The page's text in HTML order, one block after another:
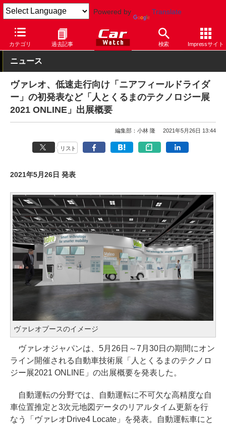
Powered by Translate
カテゴリ 過去記事 検索 Impressサイト
Car Watch イベント 人とくるまのテクノロジー展
ニュース
ヴァレオ、低速走行向け「ニアフィールドライダ
ー」の初発表など「人とくるまのテクノロジー展
2021 ONLINE」出展概要
編集部：小林 隆 2021年5月26日 13:44
リスト
2021年5月26日 発表
ヴァレオブースのイメージ
ヴァレオジャパンは、5月26日～7月30日の期間にオン
ライン開催される自動車技術展「人とくるまのテクノロ
ジー展2021 ONLINE」の出展概要を発表した。
自動運転の分野では、自動運転に不可欠な高精度な自
車位置推定と3次元地図データのリアルタイム更新を行
なう「ヴァレオDrive4 Locate」を発表。自動運転車にと